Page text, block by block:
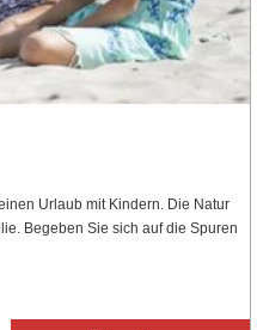
Urlaub mit Kindern. Die Natur
Begeben Sie sich auf die Spuren